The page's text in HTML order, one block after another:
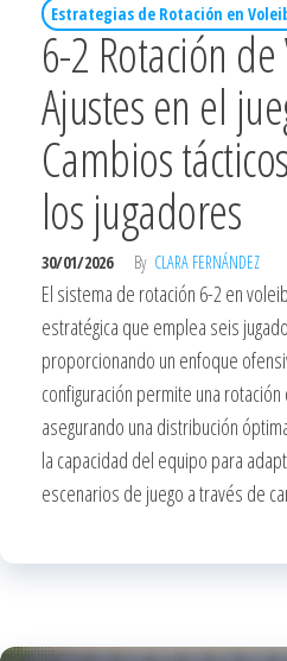
Estrategias de Rotación en
6-2 Rotación
Ajustes en el
Cambios
los jugadores
30/01/2026 By CLARA FERNÁNDEZ
El sistema de rotación 6-2 en
estratégica que emplea seis
proporcionando un enfoque
configuración permite una
asegurando una distribución
la capacidad del equipo para
escenarios de juego a través de